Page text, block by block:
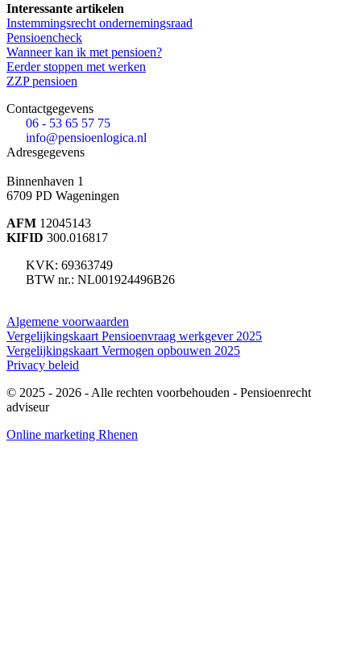
Interessante artikelen
Instemmingsrecht ondernemingsraad
Pensioencheck
Wanneer kan ik met pensioen?
Eerder stoppen met werken
ZZP pensioen
Contactgegevens
06 - 53 65 57 75
info@pensioenlogica.nl
Adresgegevens
Binnenhaven 1
6709 PD Wageningen
AFM 12045143
KIFID 300.016817
KVK: 69363749
BTW nr.: NL001924496B26
Algemene voorwaarden
Vergelijkingskaart Pensioenvraag werkgever 2025
Vergelijkingskaart Vermogen opbouwen 2025
Privacy beleid
© 2025 - 2026 - Alle rechten voorbehouden - Pensioenrecht
adviseur
Online marketing Rhenen